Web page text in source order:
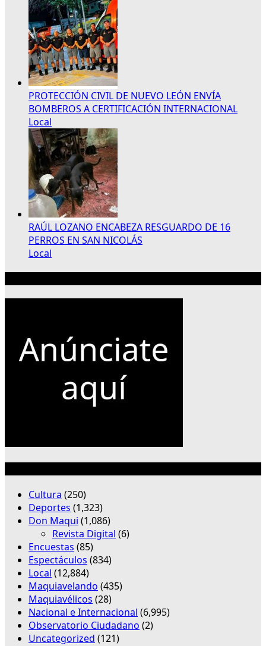
PROTECCIÓN CIVIL DE NUEVO LEÓN ENVÍA
BOMBEROS A CERTIFICACIÓN INTERNACIONAL
Local
RAÚL LOZANO ENCABEZA RESGUARDO DE 16
PERROS EN SAN NICOLÁS
Local
Cultura (250)
Deportes (1,323)
Don Maqui (1,086)
Revista Digital (6)
Encuestas (85)
Espectáculos (834)
Local (12,884)
Maquiavelando (435)
Maquiavélicos (28)
Nacional e Internacional (6,995)
Observatorio Ciudadano (2)
Uncategorized (121)